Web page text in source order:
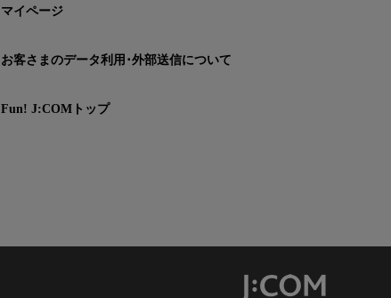
マイページ
お客さまのデータ利用･外部送信について
Fun! J:COMトップ